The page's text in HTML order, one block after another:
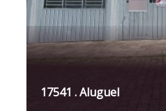
17541 . Aluguel